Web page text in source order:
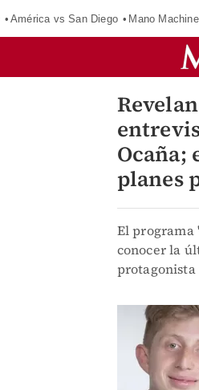
América vs San Diego Mano
Ocaña;
planes
El programa
conocer la
protagonista